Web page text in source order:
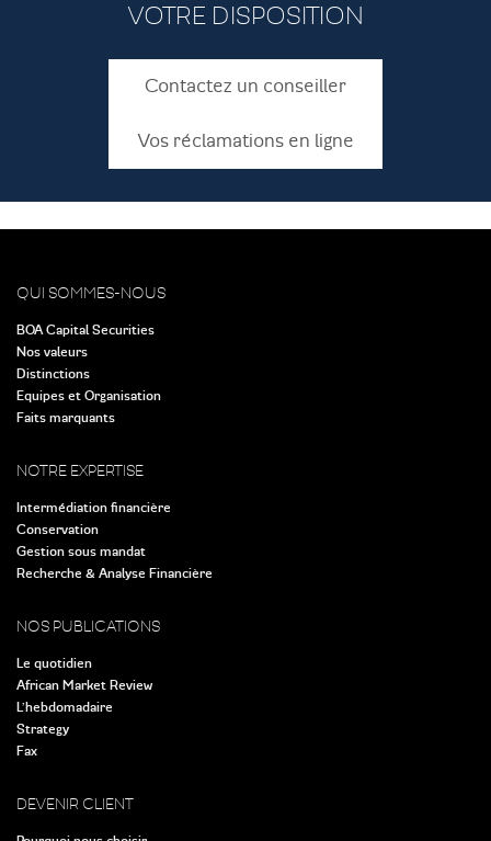
VOTRE DISPOSITION
Contactez un conseiller
Vos réclamations en ligne
QUI SOMMES-NOUS
BOA Capital Securities
Nos valeurs
Distinctions
Equipes et Organisation
Faits marquants
NOTRE EXPERTISE
Intermédiation financière
Conservation
Gestion sous mandat
Recherche & Analyse Financière
NOS PUBLICATIONS
Le quotidien
African Market Review
L’hebdomadaire
Strategy
Fax
DEVENIR CLIENT